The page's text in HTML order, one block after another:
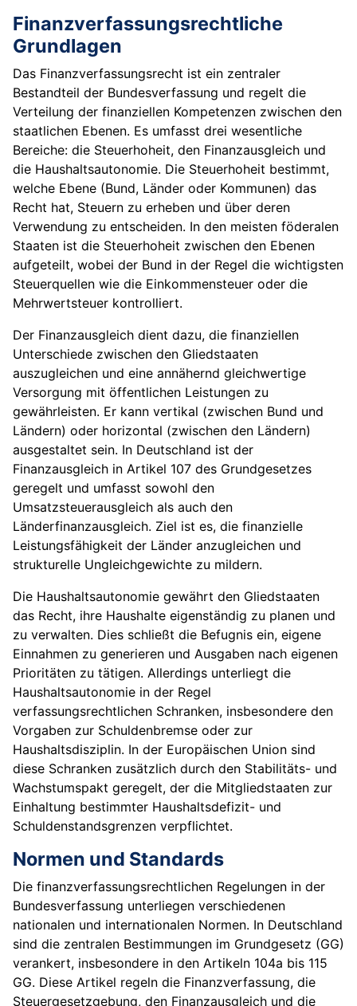
Finanzverfassungsrechtliche
Grundlagen
Das Finanzverfassungsrecht ist ein zentraler
Bestandteil der Bundesverfassung und regelt die
Verteilung der finanziellen Kompetenzen zwischen den
staatlichen Ebenen. Es umfasst drei wesentliche
Bereiche: die Steuerhoheit, den Finanzausgleich und
die Haushaltsautonomie. Die Steuerhoheit bestimmt,
welche Ebene (Bund, Länder oder Kommunen) das
Recht hat, Steuern zu erheben und über deren
Verwendung zu entscheiden. In den meisten föderalen
Staaten ist die Steuerhoheit zwischen den Ebenen
aufgeteilt, wobei der Bund in der Regel die wichtigsten
Steuerquellen wie die Einkommensteuer oder die
Mehrwertsteuer kontrolliert.
Der Finanzausgleich dient dazu, die finanziellen
Unterschiede zwischen den Gliedstaaten
auszugleichen und eine annähernd gleichwertige
Versorgung mit öffentlichen Leistungen zu
gewährleisten. Er kann vertikal (zwischen Bund und
Ländern) oder horizontal (zwischen den Ländern)
ausgestaltet sein. In Deutschland ist der
Finanzausgleich in Artikel 107 des Grundgesetzes
geregelt und umfasst sowohl den
Umsatzsteuerausgleich als auch den
Länderfinanzausgleich. Ziel ist es, die finanzielle
Leistungsfähigkeit der Länder anzugleichen und
strukturelle Ungleichgewichte zu mildern.
Die Haushaltsautonomie gewährt den Gliedstaaten
das Recht, ihre Haushalte eigenständig zu planen und
zu verwalten. Dies schließt die Befugnis ein, eigene
Einnahmen zu generieren und Ausgaben nach eigenen
Prioritäten zu tätigen. Allerdings unterliegt die
Haushaltsautonomie in der Regel
verfassungsrechtlichen Schranken, insbesondere den
Vorgaben zur Schuldenbremse oder zur
Haushaltsdisziplin. In der Europäischen Union sind
diese Schranken zusätzlich durch den Stabilitäts- und
Wachstumspakt geregelt, der die Mitgliedstaaten zur
Einhaltung bestimmter Haushaltsdefizit- und
Schuldenstandsgrenzen verpflichtet.
Normen und Standards
Die finanzverfassungsrechtlichen Regelungen in der
Bundesverfassung unterliegen verschiedenen
nationalen und internationalen Normen. In Deutschland
sind die zentralen Bestimmungen im Grundgesetz (GG)
verankert, insbesondere in den Artikeln 104a bis 115
GG. Diese Artikel regeln die Finanzverfassung, die
Steuergesetzgebung, den Finanzausgleich und die